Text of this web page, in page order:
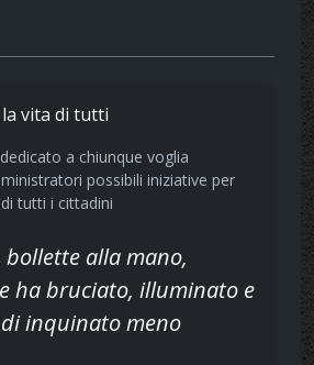
vita di tutti
a chiunque voglia
possibili iniziative per
tutti i cittadini
bollette alla mano,
ha bruciato, illuminato e
inquinato meno